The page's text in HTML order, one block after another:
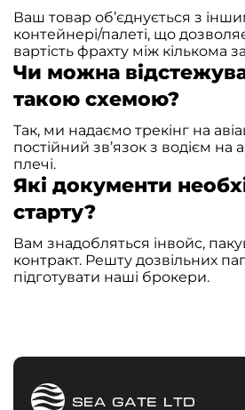
Ваш товар об’єднується з
контейнері/палеті, що
вартість фрахту між кількома
Чи можна
такою схемою?
Так, ми надаємо трекінг на
постійний зв’язок з водієм на
плечі.
Які документи
старту?
Вам знадобляться інвойс,
контракт. Решту дозвільних
підготувати наші брокери.